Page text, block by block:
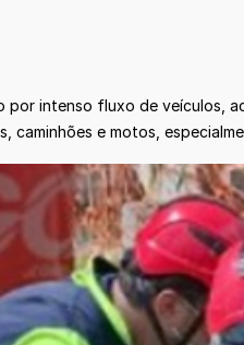
intenso fluxo de veículos,
e motos,